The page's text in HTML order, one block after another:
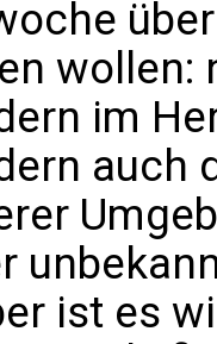
wollen:
im
auch
ist es